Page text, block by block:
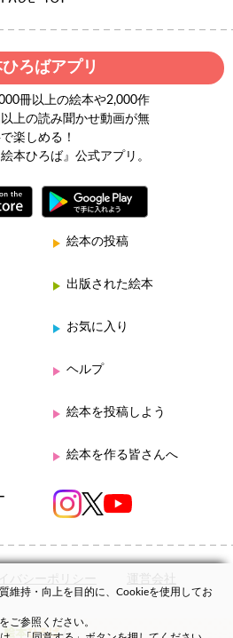
ろばアプリ
冊以上の絵本や2,000作
上の読み聞かせ動画が無
楽しめる！
絵本ひろば』公式アプリ。
絵本の投稿
出版された絵本
お気に入り
ヘルプ
絵本を投稿しよう
絵本を作る皆さんへ
バシーポリシー 運営会社
維持・向上を目的に、Cookieを使用してお
をご参照ください。